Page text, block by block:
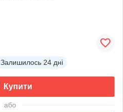
Залишилось 24 дні
Купити
або